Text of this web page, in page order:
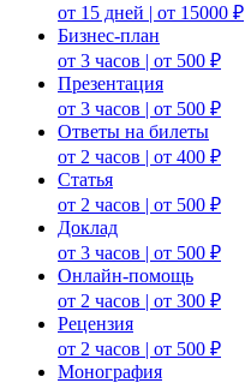
от 15 дней | от 15000 ₽
Бизнес-план
от 3 часов | от 500 ₽
Презентация
от 3 часов | от 500 ₽
Ответы на билеты
от 2 часов | от 400 ₽
Статья
от 2 часов | от 500 ₽
Доклад
от 3 часов | от 500 ₽
Онлайн-помощь
от 2 часов | от 300 ₽
Рецензия
от 2 часов | от 500 ₽
Монография